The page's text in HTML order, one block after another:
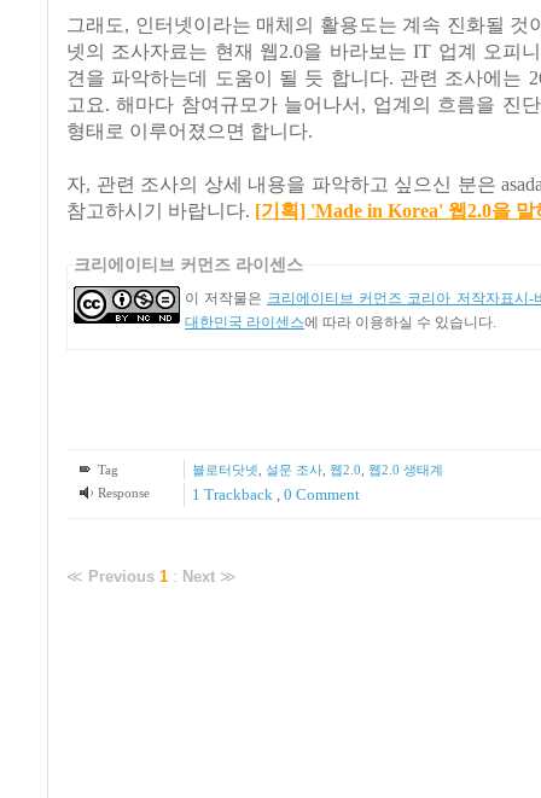
그래도, 인터넷이라는 매체의 활용도는 계속 진화될 것
넷의 조사자료는 현재 웹2.0을 바라보는 IT 업계 오피
견을 파악하는데 도움이 될 듯 합니다. 관련 조사에는
고요. 해마다 참여규모가 늘어나서, 업계의 흐름을 진
형태로 이루어졌으면 합니다.
자, 관련 조사의 상세 내용을 파악하고 싶으신 분은
참고하시기 바랍니다. [기획] 'Made in Korea' 웹2.0을 말
크리에이티브 커먼즈 라이센스
이 저작물은 크리에이티브 커먼즈 코리아 저작자표시-
대한민국 라이센스에 따라 이용하실 수 있습니다.
Tag 블로터닷넷 설문 조사, 웹2.0
웹2.0 생태계
Response
1 Trackback , 0 Comment
≪ Previous 1 : Next ≫